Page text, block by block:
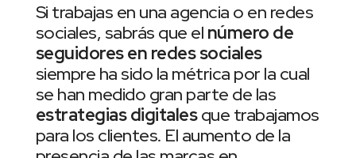
Si trabajas en una agencia o en redes
sociales, sabrás que el número de
seguidores en redes sociales
siempre ha sido la métrica por la cual
se han medido gran parte de las
estrategias digitalesque trabajamos
para los clientes. El aumento de la